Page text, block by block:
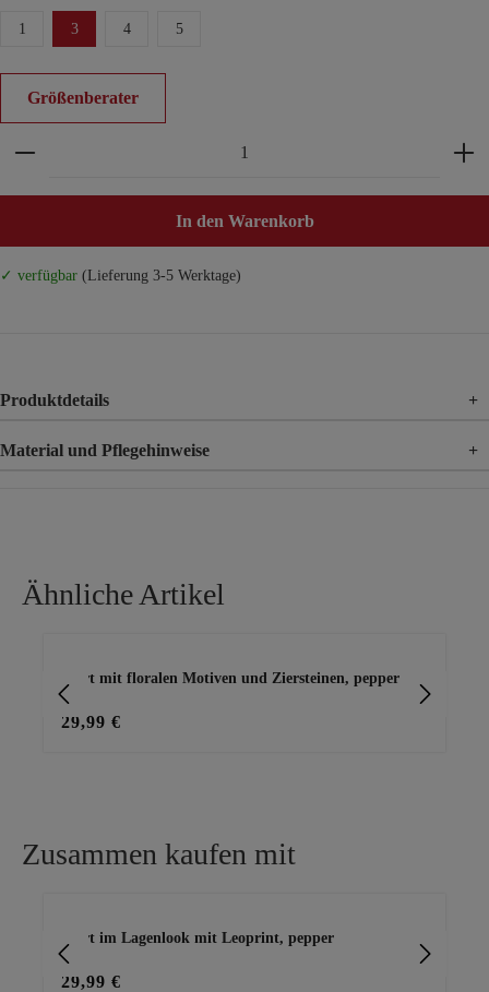
1 3 4 5
Größenberater
Produkt Anzahl: Gib den gewünschten Wert ein
In den Warenkorb
✓ verfügbar (Lieferung 3-5 Werktage)
Produktdetails +
Material und Pflegehinweise +
Ähnliche Artikel
Shirt mit floralen Motiven und Ziersteinen, pepper
29,99 €
Zusammen kaufen mit
Shirt im Lagenlook mit Leoprint, pepper
29,99 €